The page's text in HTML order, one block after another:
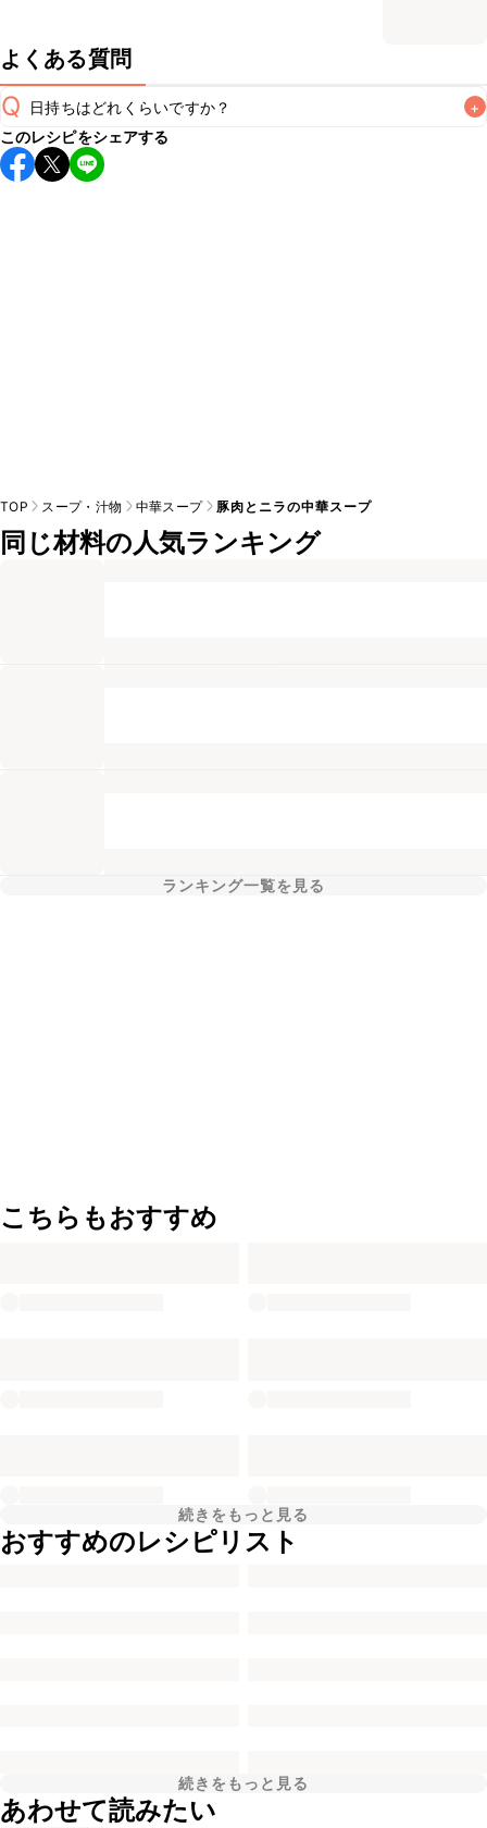
よくある質問
Q 日持ちはどれくらいですか？ +
保存期間は冷蔵で翌日中が目安です。なるべくお早めにお召
し上がりください。
このレシピをシェアする
TOP スープ・汁物 中華スープ 豚肉とニラの中華スープ
同じ材料の人気ランキング
ランキング一覧を見る
こちらもおすすめ
続きをもっと見る
おすすめのレシピリスト
続きをもっと見る
あわせて読みたい